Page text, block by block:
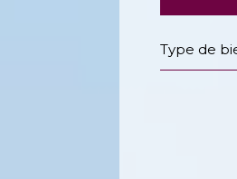
de
Type de